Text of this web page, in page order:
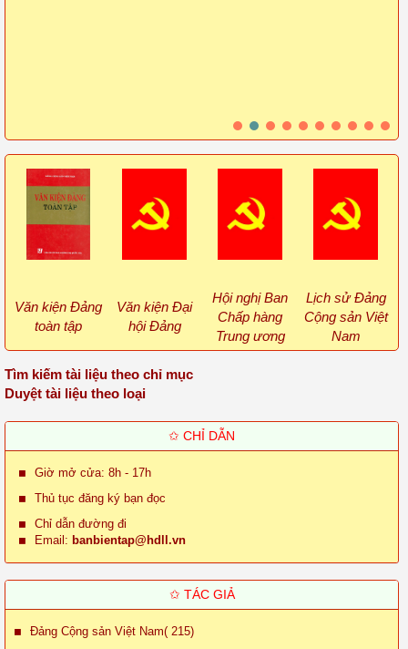
Văn kiện Đảng
toàn tập
Văn kiện Đại
hội Đảng
Hội nghị Ban
Chấp hàng
Trung ương
Lịch sử Đảng
Cộng sản Việt
Nam
Tìm kiếm tài liệu theo chỉ mục
Duyệt tài liệu theo loại
✩ CHỈ DẪN
Giờ mở cửa: 8h - 17h
Thủ tục đăng ký bạn đọc
Chỉ dẫn đường đi
Email: banbientap@hdll.vn
✩ TÁC GIẢ
Đảng Cộng sản Việt Nam( 215)